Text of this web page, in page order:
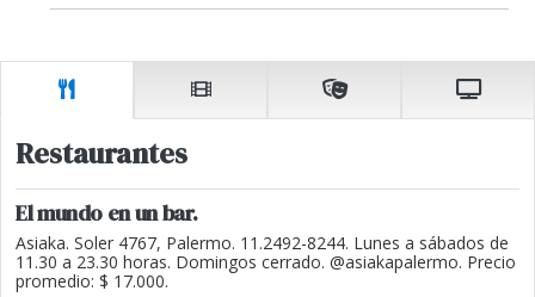
Restaurantes
El mundo en un bar.
Asiaka. Soler 4767, Palermo. 11.2492-8244. Lunes a sábados de
11.30 a 23.30 horas. Domingos cerrado. @asiakapalermo. Precio
promedio: $ 17.000.